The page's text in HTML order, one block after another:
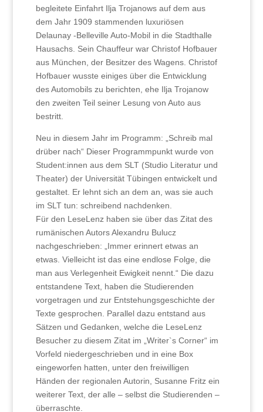
begleitete Einfahrt Ilja Trojanows auf dem aus
dem Jahr 1909 stammenden luxuriösen
Delaunay -Belleville Auto-Mobil in die Stadthalle
Hausachs. Sein Chauffeur war Christof Hofbauer
aus München, der Besitzer des Wagens. Christof
Hofbauer wusste einiges über die Entwicklung
des Automobils zu berichten, ehe Ilja Trojanow
den zweiten Teil seiner Lesung von Auto aus
bestritt.
Neu in diesem Jahr im Programm: „Schreib mal
drüber nach“ Dieser Programmpunkt wurde von
Student:innen aus dem SLT (Studio Literatur und
Theater) der Universität Tübingen entwickelt und
gestaltet. Er lehnt sich an dem an, was sie auch
im SLT tun: schreibend nachdenken.
Für den LeseLenz haben sie über das Zitat des
rumänischen Autors Alexandru Bulucz
nachgeschrieben: „Immer erinnert etwas an
etwas. Vielleicht ist das eine endlose Folge, die
man aus Verlegenheit Ewigkeit nennt.“ Die dazu
entstandene Text, haben die Studierenden
vorgetragen und zur Entstehungsgeschichte der
Texte gesprochen. Parallel dazu entstand aus
Sätzen und Gedanken, welche die LeseLenz
Besucher zu diesem Zitat im „Writer`s Corner“ im
Vorfeld niedergeschrieben und in eine Box
eingeworfen hatten, unter den freiwilligen
Händen der regionalen Autorin, Susanne Fritz ein
weiterer Text, der alle – selbst die Studierenden –
überraschte.